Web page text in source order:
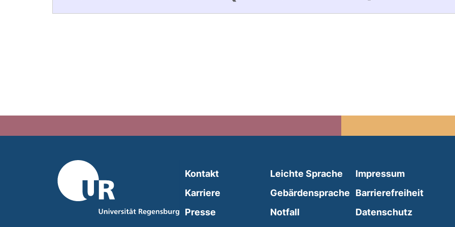
Kontakt
Karriere
Presse
Leichte Sprache (external link, opens in a
Gebärdensprache (external link, opens in
Notfall (external link, opens in a new
Impressum
Barrierefreiheit
Datenschutz